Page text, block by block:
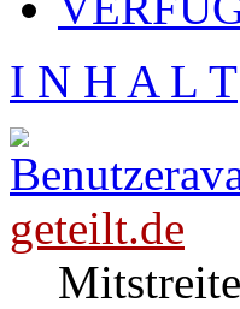
I N H A L T
geteilt.de